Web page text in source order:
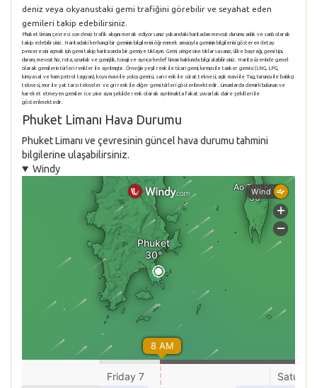
deniz veya okyanustaki gemi trafiğini görebilir ve seyahat eden
gemileri takip edebilirsiniz.
Phuket limanı çevresi son deniz trafik akışını merak ediyorsanız yukarıdaki haritadan mevcut durumu anlık ve canlı olarak
takip edebilirsiniz. Haritadaki herhangi bir geminin bilgilerini öğrenmek amacıyla geminin bilgilerini gösteren detay
penceresini açmak için gemi takip haritasında bir gemiye tıklayın. Gemi simgesine tıklarsasanız, ülke bayrağı, gemi tipi,
durum, mevcut hız, rota, uzunluk ve genişlik, tonajı ve ayrıca hedef liman hakkında bilgi alabilirsiniz. Harita üzerinde genel
olarak gemilerin türleri renkler ile ayrılmıştır. Örneğin yeşil renk ile ticari gemi, kırmızı ile tanker gemisi (LNG, LPG,
kimyasal ve ham petrol taşıyan), koyu mavi ile yolcu gemisi, sarı renk ile sürat teknesi, açık mavi ile Tug, turuncu ile balıkçı
teknesi, mor ile yat tarzı tekneler ve gri renk ile diğer gemi türleri gösterilmektedir. Limanlarda demirli bulunan ve
hareket etmeyen gemiler ise yine aynı şekilde renk olarak ayrılmakta fakat yuvarlak daire şekilleri ile
gösterilmektedir.
Phuket Limanı Hava Durumu
Phuket Limanı ve çevresinin güncel hava durumu tahmini
bilgilerine ulaşabilirsiniz.
Windy